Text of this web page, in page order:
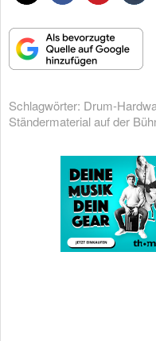
Schlagwörter: Drum-
Ständermaterial auf der